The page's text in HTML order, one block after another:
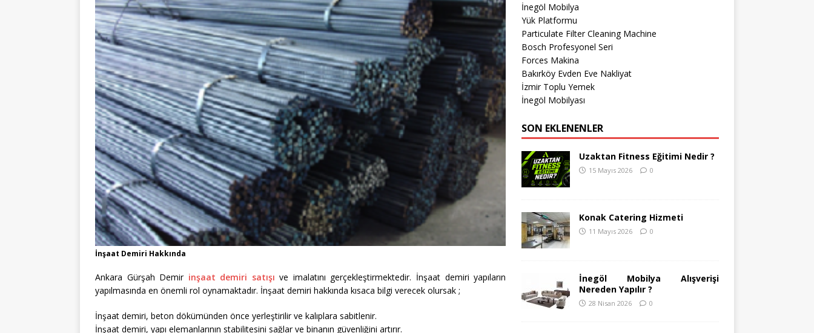
İnşaat Demiri Hakkında
Ankara Gürşah Demir inşaat demiri satışı ve imalatını gerçekleştirmektedir. İnşaat demiri yapıların
yapılmasında en önemli rol oynamaktadır. İnşaat demiri hakkında kısaca bilgi verecek olursak ;
İnşaat demiri, beton dökümünden önce yerleştirilir ve kalıplara sabitlenir.
İnşaat demiri, yapı elemanlarının stabilitesini sağlar ve binanın güvenliğini artırır.
İnegöl Mobilya
Yük Platformu
Particulate Filter Cleaning Machine
Bosch Profesyonel Seri
Forces Makina
Bakırköy Evden Eve Nakliyat
İzmir Toplu Yemek
İnegöl Mobilyası
SON EKLENENLER
Uzaktan Fitness Eğitimi Nedir ?
15 Mayıs 2026 0
Konak Catering Hizmeti
11 Mayıs 2026 0
İnegöl Mobilya Alışverişi
Nereden Yapılır ?
28 Nisan 2026 0